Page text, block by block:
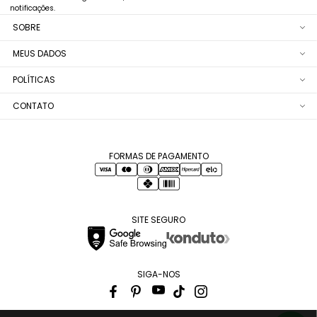
notificações.
SOBRE
MEUS DADOS
POLÍTICAS
CONTATO
FORMAS DE PAGAMENTO
SITE SEGURO
SIGA-NOS